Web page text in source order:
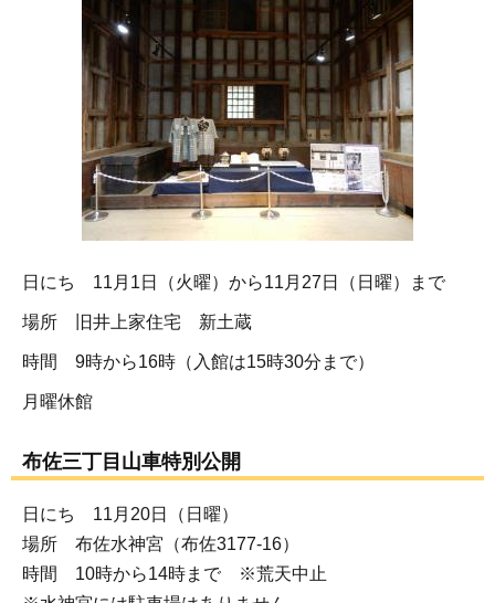
日にち 11月1日（火曜）から11月27日（日曜）まで
場所 旧井上家住宅 新土蔵
時間 9時から16時（入館は15時30分まで）
月曜休館
布佐三丁目山車特別公開
日にち 11月20日（日曜）
場所 布佐水神宮（布佐3177-16）
時間 10時から14時まで ※荒天中止